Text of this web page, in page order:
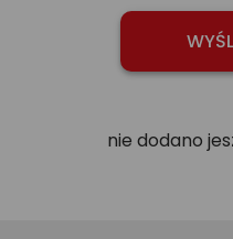
nie dodano